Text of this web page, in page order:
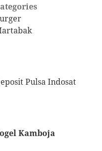
Pulsa Indosat
Kamboja